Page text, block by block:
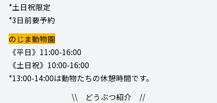
*土日祝限定
*3日前要予約
のじま動物園
《平日》11:00-16:00
《土日祝》10:00-16:00
*13:00-14:00は動物たちの休憩時間です。
\\ どうぶつ紹介 //